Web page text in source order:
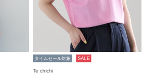
タイムセール対象 SALE
Te chichi